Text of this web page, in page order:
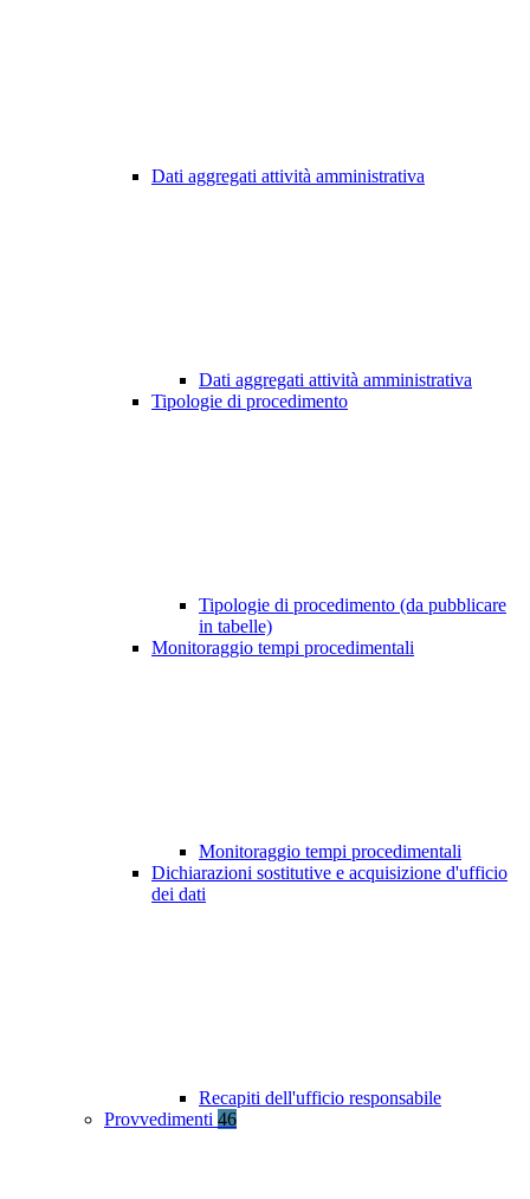
Dati aggregati attività amministrativa
Dati aggregati attività amministrativa
Tipologie di procedimento
Tipologie di procedimento (da pubblicare
in tabelle)
Monitoraggio tempi procedimentali
Monitoraggio tempi procedimentali
Dichiarazioni sostitutive e acquisizione d'ufficio
dei dati
Recapiti dell'ufficio responsabile
Provvedimenti 46